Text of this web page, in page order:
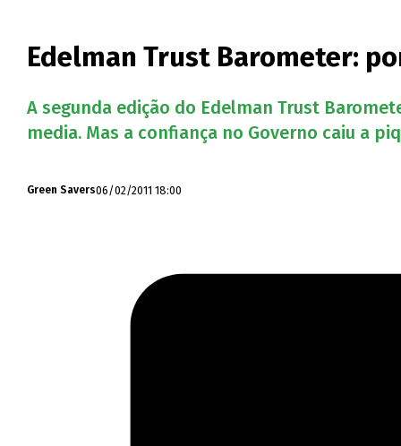
Edelman Trust Barometer:
A segunda edição do Edelman Trust
media. Mas a confiança no Governo caiu a
Green Savers06/02/2011 18:00